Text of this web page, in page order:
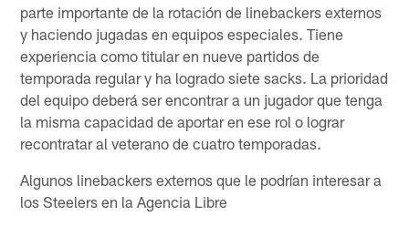
parte importante de la rotación de linebackers externos
y haciendo jugadas en equipos especiales. Tiene
experiencia como titular en nueve partidos de
temporada regular y ha logrado siete sacks. La prioridad
del equipo deberá ser encontrar a un jugador que tenga
la misma capacidad de aportar en ese rol o lograr
recontratar al veterano de cuatro temporadas.
Algunos linebackers externos que le podrían interesar a
los Steelers en la Agencia Libre